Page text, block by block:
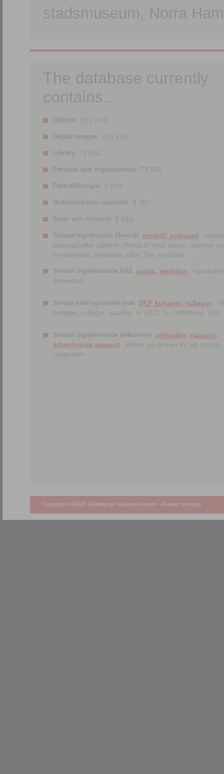
stadsmuseum, Norra
The database currently
contains...
Objects 516 253.
Digital images 275 428.
Library 76 491.
Persons and organisations 79 545.
Föreställningar 3 693.
Dokument och rapporter 2 387.
Gatu- och ortnamn 8 031.
Senast registrerade föremål modell; palissad
;
palissad eller pålverk, förstärkt med stenar, plankor
horisontella, spetsade pålar. Tre modeller.
Senast digitaliserade bild spark; meddon ;
enmedad
Senast katalogiserade bok SKF kullager, rullager ;
kullager, rullager, katalog. nr 2401 S.- Göteborg, 162
Senast digitaliserade dokument arkivalier; rapport;
arkeologisk rapport ; Klicka på länken för att öppna
rapporten
Copyright ©2026 Göteborgs stadsmuseum • <Guest access>